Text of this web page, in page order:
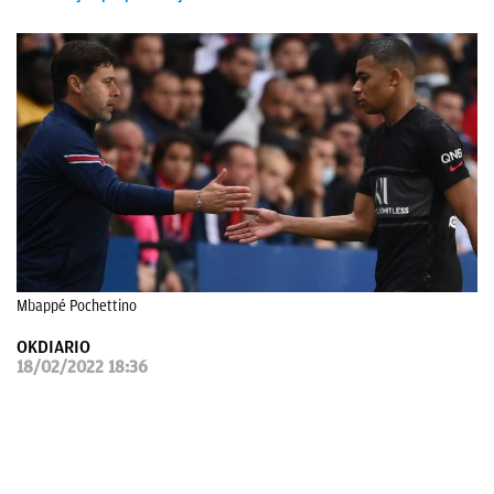
OKDIARIO
Mbappé Pochettino
OKDIARIO
18/02/2022 18:36